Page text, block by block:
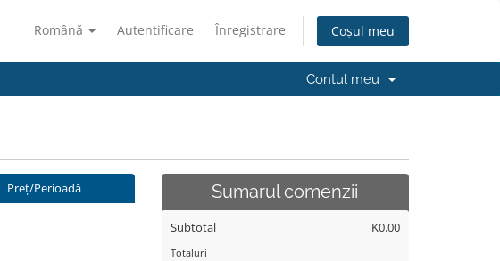
Română Autentificare Înregistrare Coșul meu
Contul meu
Preț/Perioadă Sumarul comenzii
Subtotal K0.00
Totaluri